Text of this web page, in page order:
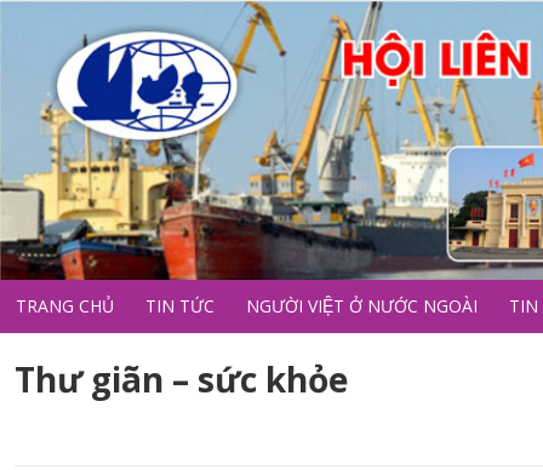
TRANG CHỦ TIN TỨC NGƯỜI VIỆT Ở NƯỚC NGOÀI TIN
Thư giãn – sức khỏe